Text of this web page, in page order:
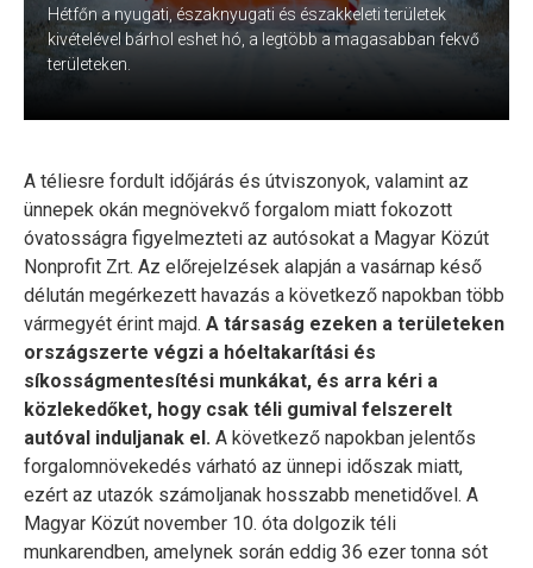
Hétfőn a nyugati, északnyugati és északkeleti területek
kivételével bárhol eshet hó, a legtöbb a magasabban fekvő
területeken.
A téliesre fordult időjárás és útviszonyok, valamint az
ünnepek okán megnövekvő forgalom miatt fokozott
óvatosságra figyelmezteti az autósokat a Magyar Közút
Nonprofit Zrt. Az előrejelzések alapján a vasárnap késő
délután megérkezett havazás a következő napokban több
vármegyét érint majd. A társaság ezeken a területeken
országszerte végzi a hóeltakarítási és
síkosságmentesítési munkákat, és arra kéri a
közlekedőket, hogy csak téli gumival felszerelt
autóval induljanak el. A következő napokban jelentős
forgalomnövekedés várható az ünnepi időszak miatt,
ezért az utazók számoljanak hosszabb menetidővel. A
Magyar Közút november 10. óta dolgozik téli
munkarendben, amelynek során eddig 36 ezer tonna sót